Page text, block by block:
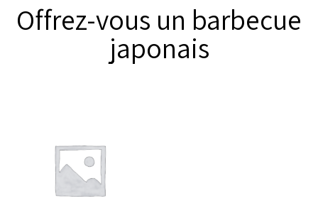
Offrez-vous un barbecue
japonais